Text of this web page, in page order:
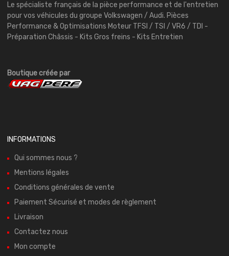
Le spécialiste français de la pièce performance et de l'entretien
pour vos véhicules du groupe Volkswagen / Audi. Pièces
Performance & Optimisations Moteur TFSI / TSI / VR6 / TDI -
Préparation Châssis - Kits Gros freins - Kits Entretien
Boutique créée par
INFORMATIONS
Qui sommes nous ?
Mentions légales
Conditions générales de vente
Paiement Sécurisé et modes de règlement
Livraison
Contactez nous
Mon compte